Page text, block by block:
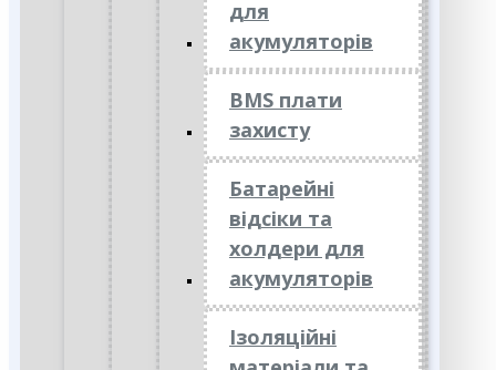
для
акумуляторів
BMS плати
захисту
Батарейні
відсіки та
холдери для
акумуляторів
Ізоляційні